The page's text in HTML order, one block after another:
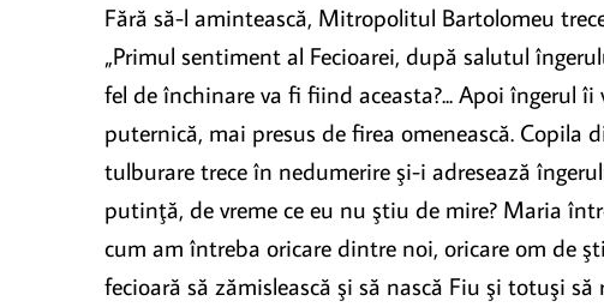
Fără să-l amintească, Mitropolitul Bartolomeu
„Primul sentiment al Fecioarei, după salutul
fel de închinare va fi fiind aceasta?... Apoi îngerul
puternică, mai presus de firea omenească. Copila
tulburare trece în nedumerire şi-i adresează
putinţă, de vreme ce eu nu ştiu de mire? Maria
cum am întreba oricare dintre noi, oricare om de
fecioară să zămislească şi să nască Fiu şi totuşi